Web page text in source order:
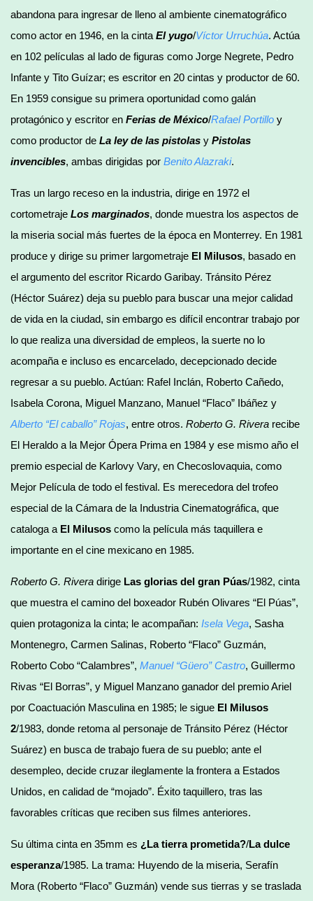
abandona para ingresar de lleno al ambiente cinematográfico
como actor en 1946, en la cinta El yugo/Víctor Urruchúa. Actúa
en 102 películas al lado de figuras como Jorge Negrete, Pedro
Infante y Tito Guízar; es escritor en 20 cintas y productor de 60.
En 1959 consigue su primera oportunidad como galán
protagónico y escritor en Ferias de México/Rafael Portillo y
como productor de La ley de las pistolas y Pistolas
invencibles, ambas dirigidas por Benito Alazraki.
Tras un largo receso en la industria, dirige en 1972 el
cortometraje Los marginados, donde muestra los aspectos de
la miseria social más fuertes de la época en Monterrey. En 1981
produce y dirige su primer largometraje El Milusos, basado en
el argumento del escritor Ricardo Garibay. Tránsito Pérez
(Héctor Suárez) deja su pueblo para buscar una mejor calidad
de vida en la ciudad, sin embargo es difícil encontrar trabajo por
lo que realiza una diversidad de empleos, la suerte no lo
acompaña e incluso es encarcelado, decepcionado decide
regresar a su pueblo. Actúan: Rafel Inclán, Roberto Cañedo,
Isabela Corona, Miguel Manzano, Manuel “Flaco” Ibáñez y
Alberto “El caballo” Rojas, entre otros. Roberto G. Rivera recibe
El Heraldo a la Mejor Ópera Prima en 1984 y ese mismo año el
premio especial de Karlovy Vary, en Checoslovaquia, como
Mejor Película de todo el festival. Es merecedora del trofeo
especial de la Cámara de la Industria Cinematográfica, que
cataloga a El Milusos como la película más taquillera e
importante en el cine mexicano en 1985.
Roberto G. Rivera dirige Las glorias del gran Púas/1982, cinta
que muestra el camino del boxeador Rubén Olivares “El Púas”,
quien protagoniza la cinta; le acompañan: Isela Vega, Sasha
Montenegro, Carmen Salinas, Roberto “Flaco” Guzmán,
Roberto Cobo “Calambres”, Manuel “Güero” Castro, Guillermo
Rivas “El Borras”, y Miguel Manzano ganador del premio Ariel
por Coactuación Masculina en 1985; le sigue El Milusos
2/1983, donde retoma al personaje de Tránsito Pérez (Héctor
Suárez) en busca de trabajo fuera de su pueblo; ante el
desempleo, decide cruzar ileglamente la frontera a Estados
Unidos, en calidad de “mojado”. Éxito taquillero, tras las
favorables críticas que reciben sus filmes anteriores.
Su última cinta en 35mm es ¿La tierra prometida?/La dulce
esperanza/1985. La trama: Huyendo de la miseria, Serafín
Mora (Roberto “Flaco” Guzmán) vende sus tierras y se traslada